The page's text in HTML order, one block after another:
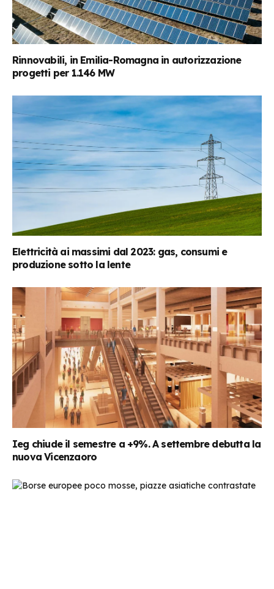
Rinnovabili, in Emilia-Romagna in autorizzazione
progetti per 1.146 MW
Elettricità ai massimi dal 2023: gas, consumi e
produzione sotto la lente
Ieg chiude il semestre a +9%. A settembre debutta la
nuova Vicenzaoro